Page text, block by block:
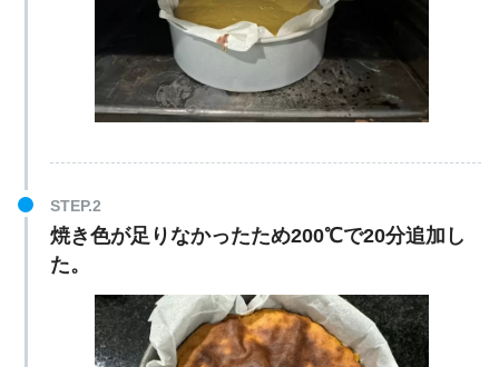
焼き色が足りなかったため200℃で20分追加し
た。